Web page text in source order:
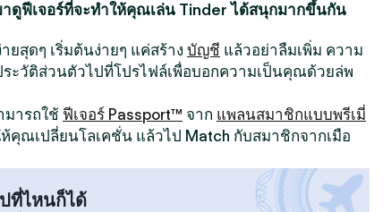
าดูฟีเจอร์ที่จะทำให้คุณเล่น Tinder ได้สนุกมากขึ้นกัน
ยสุดๆ เริ่มต้นง่ายๆ แค่สร้าง บัญชี แล้วอย่าลืมเพิ่ม ความ
ะวัติส่วนตัวไปที่โปรไฟล์เพื่อบอกความเป็นคุณด้วยล่พ
ารถใช้ ฟีเจอร์ Passport™ จาก แพลนสมาชิกแบบพรีเมี่
ห้คุณเปลี่ยนโลเคชั่น แล้วไป Match กับสมาชิกจากเมือ
ที่ไหนก็ได้